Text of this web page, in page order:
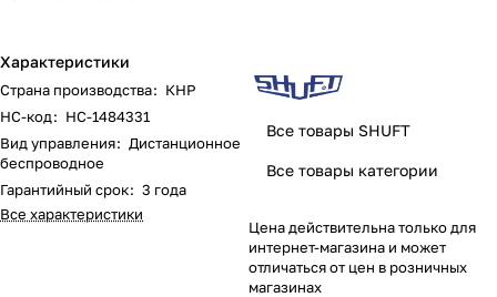
Характеристики
Страна производства: КНР
НС-код: НС-1484331
Вид управления: Дистанционное
беспроводное
Гарантийный срок: 3 года
Все характеристики
Все товары SHUFT
Все товары категории
Цена действительна только для
интернет-магазина и может
отличаться от цен в розничных
магазинах